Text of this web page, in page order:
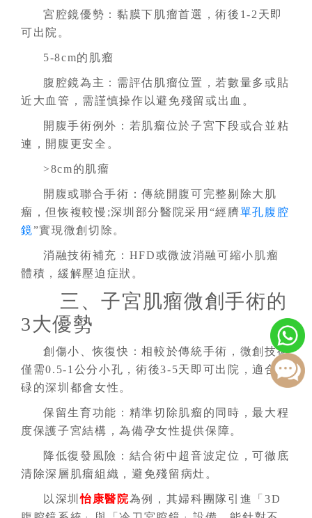
宮腔鏡優勢：黏膜下肌瘤首選，術後1-2天即
可出院。
5-8cm的肌瘤
腹腔鏡為主：需評估肌瘤位置，若數量多或貼
近大血管，需謹慎操作以避免殘留或出血。
開腹手術例外：若肌瘤位於子宮下段或合並粘
連，開腹更安全。
>8cm的肌瘤
開腹或聯合手術：傳統開腹可完整剔除大肌
瘤，但恢複較慢;深圳部分醫院采用“經臍單孔腹腔
鏡”實現微創切除。
消融技術補充：HFD或微波消融可縮小肌瘤
體積，緩解壓迫症狀。
三、子宮肌瘤微創手術的
3大優勢
創傷小、恢復快：相較於傳統手術，微創技術
僅需0.5-1公分小孔，術後3-5天即可出院，適合忙
碌的深圳都會女性。
保留生育功能：精準切除肌瘤的同時，最大程
度保護子宮結構，為備孕女性提供保障。
降低復發風險：結合術中超音波定位，可徹底
清除深層肌瘤組織，避免殘留病灶。
以深圳怡康醫院為例，其婦科團隊引進「3D